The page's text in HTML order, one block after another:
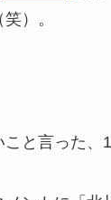
）。
と言った、